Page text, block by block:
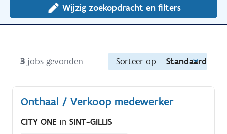
Wijzig zoekopdracht en filters
3 jobs gevonden Sorteer op Standaard
Onthaal / Verkoop medewerker
CITY ONE in SINT-GILLIS